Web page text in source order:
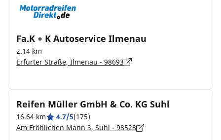
Fa.K + K Autoservice Ilmenau
2.14 km
Erfurter Straße, Ilmenau - 98693
Reifen Müller GmbH & Co. KG Suhl
16.64 km 4.7/5(175)
Am Fröhlichen Mann 3, Suhl - 98528